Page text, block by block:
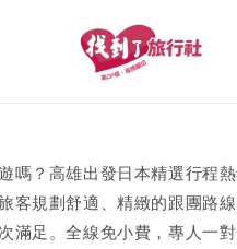
嗎？高雄出發日本精選行程
客規劃舒適、精緻的跟團路
滿足。全線免小費，專人一